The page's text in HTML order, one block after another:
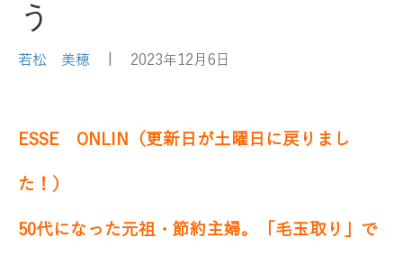
う
若松 美穂 2023年12月6日
ESSE ONLIN（更新日が土曜日に戻りまし
た！）
50代になった元祖・節約主婦。「毛玉取り」で